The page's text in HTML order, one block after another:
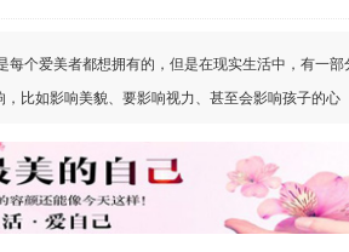
每个爱美者都想拥有的，但是在现实生活中，有一
比如影响美貌、要影响视力、甚至会影响孩子的心